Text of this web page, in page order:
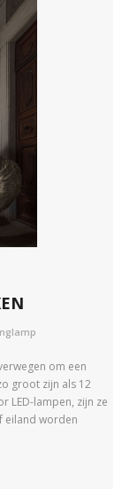
om een
groot zijn als 12
LED-lampen, zijn ze
eiland worden